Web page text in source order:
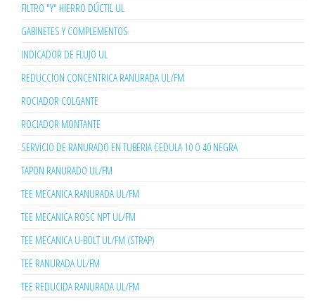
FILTRO "Y" HIERRO DÚCTIL UL
GABINETES Y COMPLEMENTOS
INDICADOR DE FLUJO UL
REDUCCION CONCENTRICA RANURADA UL/FM
ROCIADOR COLGANTE
ROCIADOR MONTANTE
SERVICIO DE RANURADO EN TUBERIA CEDULA 10 O 40 NEGRA
TAPON RANURADO UL/FM
TEE MECANICA RANURADA UL/FM
TEE MECANICA ROSC NPT UL/FM
TEE MECANICA U-BOLT UL/FM (STRAP)
TEE RANURADA UL/FM
TEE REDUCIDA RANURADA UL/FM